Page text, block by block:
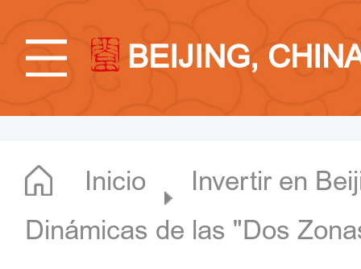
BEIJING,
Inicio
Invertir en
Dinámicas de las "Dos